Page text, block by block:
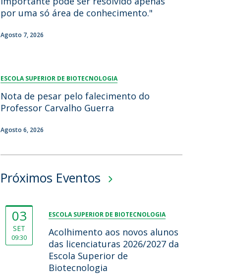
por uma só área de conhecimento."
Agosto 7, 2026
ESCOLA SUPERIOR DE BIOTECNOLOGIA
Nota de pesar pelo falecimento do
Professor Carvalho Guerra
Agosto 6, 2026
Próximos Eventos
03
SET
09:30
ESCOLA SUPERIOR DE BIOTECNOLOGIA
Acolhimento aos novos alunos
das licenciaturas 2026/2027 da
Escola Superior de
Biotecnologia